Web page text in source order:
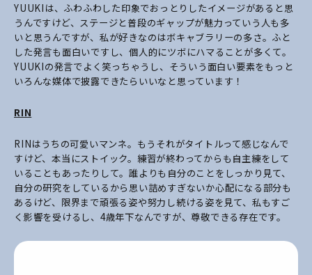
YUUKIは、ふわふわした印象でおっとりしたイメージがあると思
うんですけど、ステージと普段のギャップが魅力っていう人も多
いと思うんですが、私が好きなのはボキャブラリーの多さ。ふと
した発言も面白いですし、個人的にツボにハマることが多くて。
YUUKIの発言でよく笑っちゃうし、そういう面白い要素をもっと
いろんな媒体で披露できたらいいなと思っています！
RIN
RINはうちの可愛いマンネ。もうそれがタイトルって感じなんで
すけど、本当にストイック。練習が終わってからも自主練をして
いることもあったりして。誰よりも自分のことをしっかり見て、
自分の研究をしているから思い詰めすぎないか心配になる部分も
あるけど、限界まで頑張る姿や努力し続ける姿を見て、私もすご
く影響を受けるし、4歳年下なんですが、尊敬できる存在です。